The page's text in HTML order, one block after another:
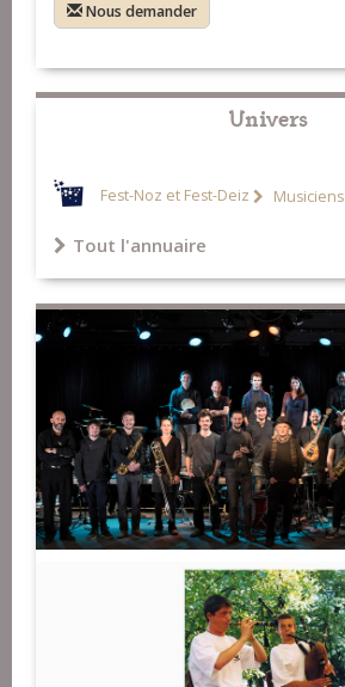
Nous demander
Univers
Fest-Noz et Fest-Deiz Musiciens
Tout l'annuaire